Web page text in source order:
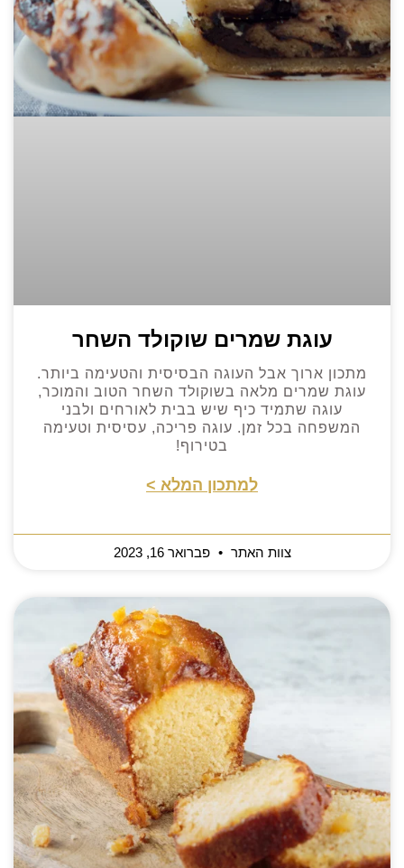
עוגת שמרים שוקולד השחר
מתכון ארוך אבל העוגה הבסיסית והטעימה ביותר.
עוגת שמרים מלאה בשוקולד השחר הטוב והמוכר,
עוגה שתמיד כיף שיש בבית לאורחים ולבני
המשפחה בכל זמן. עוגה פריכה, עסיסית וטעימה
בטירוף!
למתכון המלא >
צוות האתר פברואר 16, 2023